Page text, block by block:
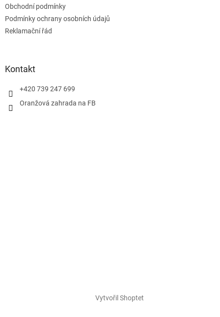
Obchodní podmínky
Podmínky ochrany osobních údajů
Reklamační řád
Kontakt
+420 739 247 699
Oranžová zahrada na FB
Vytvořil Shoptet